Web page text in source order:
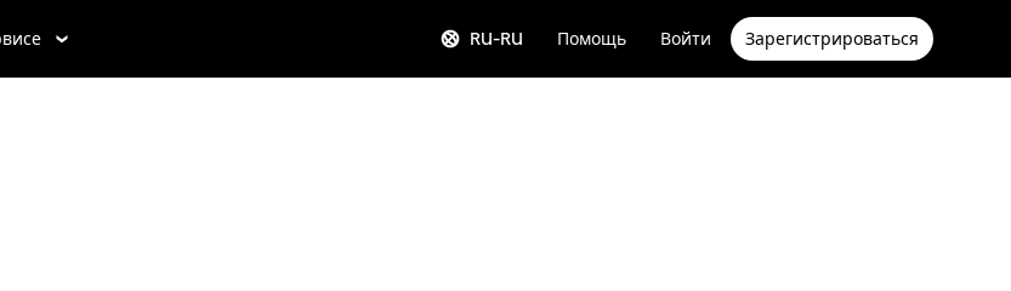
RU-RU Помощь Войти Зарегистрироваться